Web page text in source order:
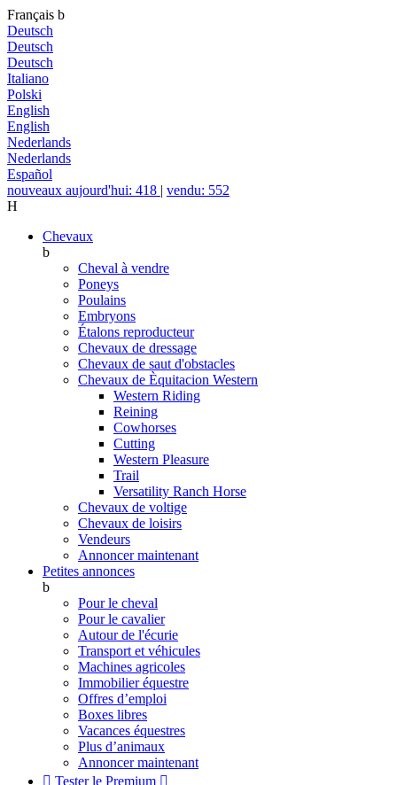
Français b
Deutsch
Deutsch
Deutsch
Italiano
Polski
English
English
Nederlands
Nederlands
Español
nouveaux aujourd'hui: 418 | vendu: 552
H
Chevaux
b
Cheval à vendre
Poneys
Poulains
Embryons
Étalons reproducteur
Chevaux de dressage
Chevaux de saut d'obstacles
Chevaux de Èquitacion Western
Western Riding
Reining
Cowhorses
Cutting
Western Pleasure
Trail
Versatility Ranch Horse
Chevaux de voltige
Chevaux de loisirs
Vendeurs
Annoncer maintenant
Petites annonces
b
Pour le cheval
Pour le cavalier
Autour de l'écurie
Transport et véhicules
Machines agricoles
Immobilier équestre
Offres d’emploi
Boxes libres
Vacances équestres
Plus d’animaux
Annoncer maintenant
 Tester le Premium 